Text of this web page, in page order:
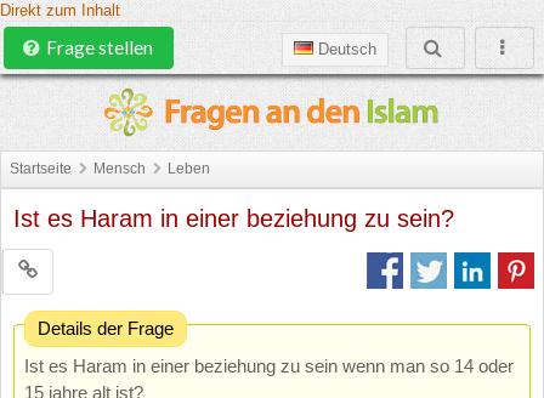
Direkt zum Inhalt
Deutsch
Frage stellen
Startseite Mensch Leben
Ist es Haram in einer beziehung zu sein?
Details der Frage
Ist es Haram in einer beziehung zu sein wenn man so 14 oder
15 jahre alt ist?